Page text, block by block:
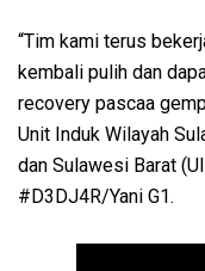
“Tim kami terus
kembali pulih dan
recovery pascaa
Unit Induk Wilayah
dan Sulawesi Barat
#D3DJ4R/Yani G1.